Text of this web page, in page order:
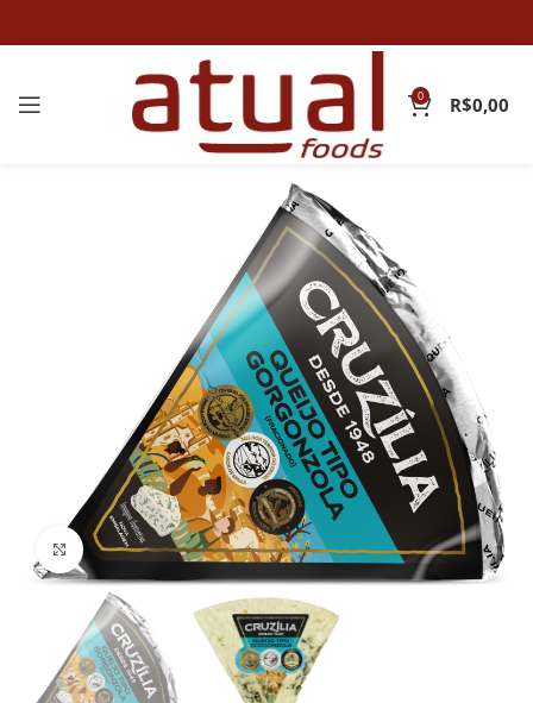
0 R$0,00
Clique para Ampliar